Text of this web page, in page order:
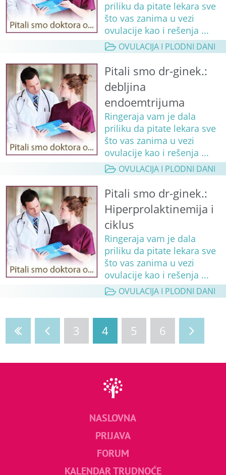
priliku da pitate lekara sve
što vas zanima u vezi
ovulacije kao i rešenja ...
OVULACIJA I PLODNI DANI
Pitali smo dr-ginek.:
debljina
endoemtrijuma
Ringeraja vam je dala
priliku da pitate lekara sve
što vas zanima u vezi
ovulacije kao i rešenja ...
OVULACIJA I PLODNI DANI
Pitali smo dr-ginek.:
Hiperprolaktinemija i
ciklus
Ringeraja vam je dala
priliku da pitate lekara sve
što vas zanima u vezi
ovulacije kao i rešenja ...
OVULACIJA I PLODNI DANI
3 4 5 6
NASLOVNA
PRIJAVA
FORUM
KALENDAR TRUDNOĆE